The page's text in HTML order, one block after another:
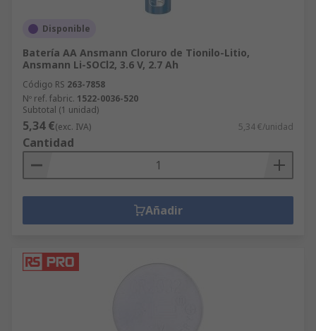
Disponible
Batería AA Ansmann Cloruro de Tionilo-Litio,
Ansmann Li-SOCl2, 3.6 V, 2.7 Ah
Código RS 263-7858
Nº ref. fabric. 1522-0036-520
Subtotal (1 unidad)
5,34 €(exc. IVA) 5,34 €/unidad
Cantidad
Añadir